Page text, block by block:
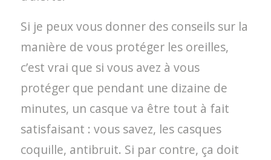
Si je peux vous donner des conseils sur la
manière de vous protéger les oreilles,
c’est vrai que si vous avez à vous
protéger que pendant une dizaine de
minutes, un casque va être tout à fait
satisfaisant : vous savez, les casques
coquille, antibruit. Si par contre, ça doit